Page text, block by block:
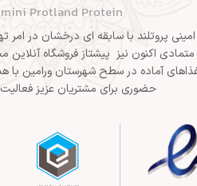
Protland Protein
پروتلند با سابقه ای درخشان در امر
متمادی اکنون نیز پیشتاز فروشگاه
آماده در سطح شهرستان ورامین با
حضوری برای مشتریان عزیز